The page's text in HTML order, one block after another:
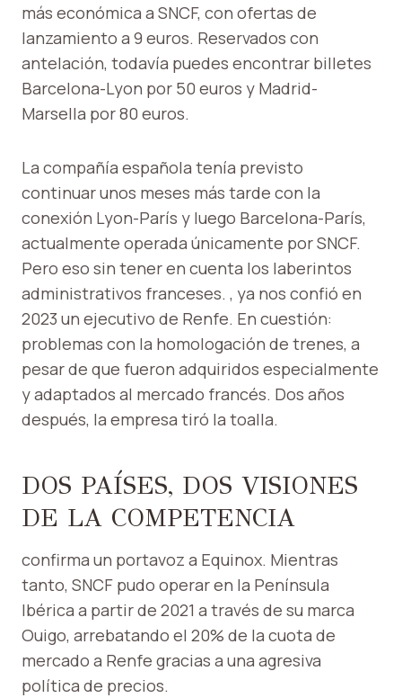
más económica a SNCF, con ofertas de
lanzamiento a 9 euros. Reservados con
antelación, todavía puedes encontrar billetes
Barcelona-Lyon por 50 euros y Madrid-
Marsella por 80 euros.
La compañía española tenía previsto
continuar unos meses más tarde con la
conexión Lyon-París y luego Barcelona-París,
actualmente operada únicamente por SNCF.
Pero eso sin tener en cuenta los laberintos
administrativos franceses. , ya nos confió en
2023 un ejecutivo de Renfe. En cuestión:
problemas con la homologación de trenes, a
pesar de que fueron adquiridos especialmente
y adaptados al mercado francés. Dos años
después, la empresa tiró la toalla.
DOS PAÍSES, DOS VISIONES
DE LA COMPETENCIA
confirma un portavoz a Equinox. Mientras
tanto, SNCF pudo operar en la Península
Ibérica a partir de 2021 a través de su marca
Ouigo, arrebatando el 20% de la cuota de
mercado a Renfe gracias a una agresiva
política de precios.